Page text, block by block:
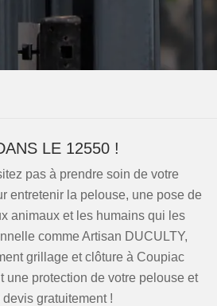
LE 12550 !
pas à prendre soin de votre
entretenir la pelouse, une pose de
animaux et les humains qui les
comme Artisan DUCULTY,
grillage et clôture à Coupiac
une protection de votre pelouse et
gratuitement !